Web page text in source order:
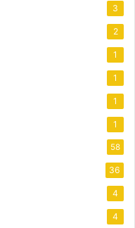
3
2
1
1
1
1
58
36
4
4